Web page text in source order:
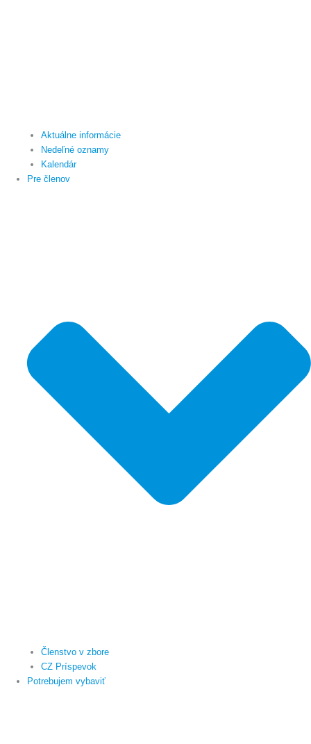
Aktuálne informácie
Nedeľné oznamy
Kalendár
Pre členov
Členstvo v zbore
CZ Príspevok
Potrebujem vybaviť